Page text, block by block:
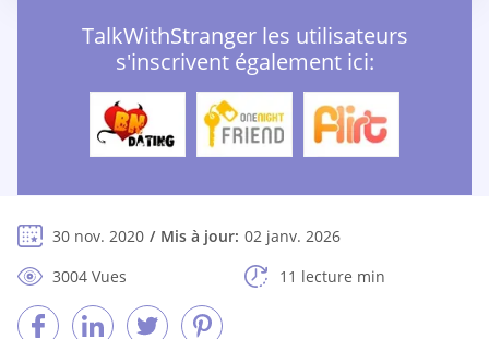
TalkWithStranger les utilisateurs
s'inscrivent également ici:
30 nov. 2020 Mis à jour: 02 janv. 2026
3004 Vues
11 lecture min